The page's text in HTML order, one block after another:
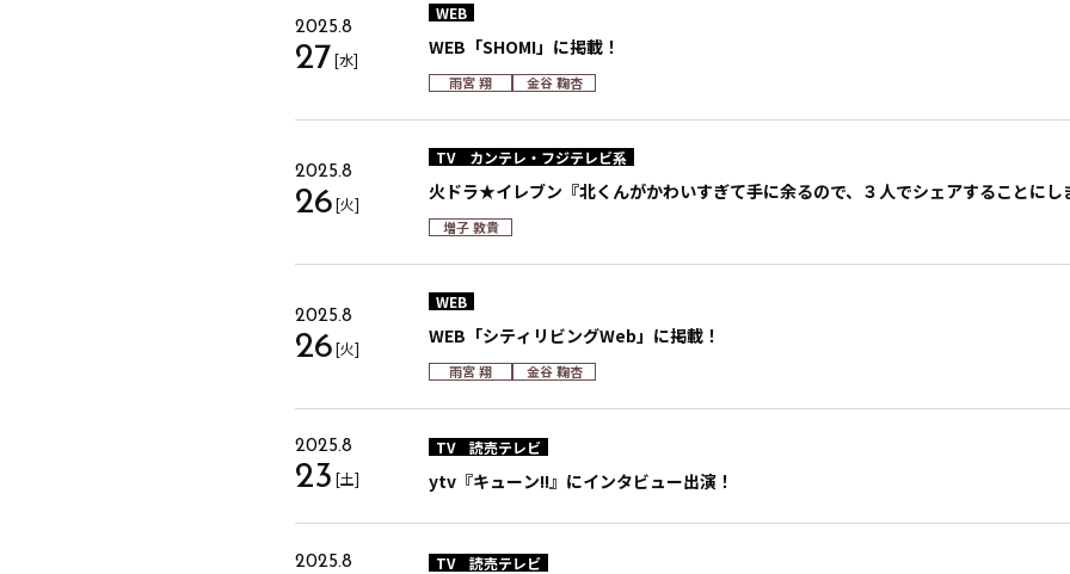
2025.8
27[水]
WEB
WEB「SHOMI」に掲載！
雨宮 翔 金谷 鞠杏
2025.8
26[火]
TV カンテレ・フジテレビ系
火ドラ★イレブン『北くんがかわいすぎて手に余るので、３人でシェアすることにし
増子 敦貴
2025.8
26[火]
WEB
WEB「シティリビングWeb」に掲載！
雨宮 翔 金谷 鞠杏
2025.8
23 [土]
TV 読売テレビ
ytv『キューン!!』にインタビュー出演！
2025.8 TV 読売テレビ